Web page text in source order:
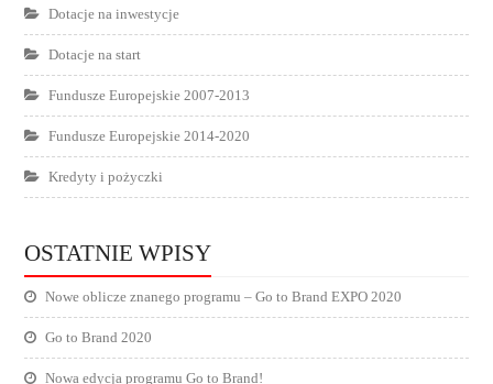
Dotacje na inwestycje
Dotacje na start
Fundusze Europejskie 2007-2013
Fundusze Europejskie 2014-2020
Kredyty i pożyczki
OSTATNIE WPISY
Nowe oblicze znanego programu – Go to Brand EXPO 2020
Go to Brand 2020
Nowa edycja programu Go to Brand!